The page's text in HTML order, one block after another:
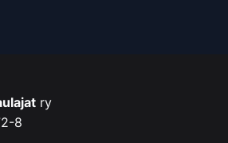
ry
8